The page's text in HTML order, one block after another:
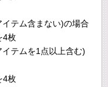
テム含まない)の場合
4枚
テムを1点以上含む)
4枚